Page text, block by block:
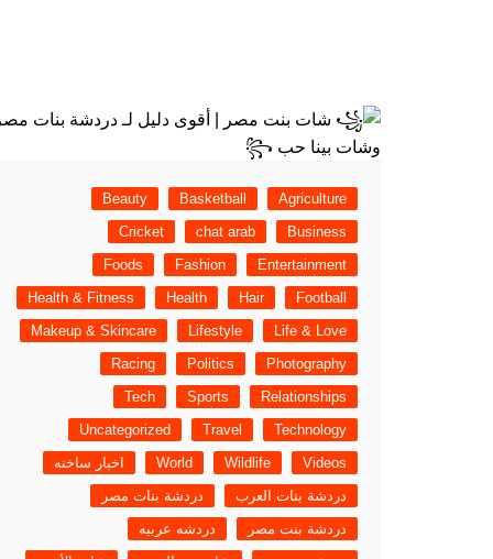
Agriculture
Basketball
Beauty
Business
chat arab
Cricket
Entertainment
Fashion
Foods
Football
Hair
Health
Health & Fitness
Life & Love
Lifestyle
Makeup & Skincare
Photography
Politics
Racing
Relationships
Sports
Tech
Technology
Travel
Uncategorized
Videos
Wildlife
World
اخبار ساخنه
دردشة بنات العرب
دردشة بنات مصر
دردشة بنت مصر
دردشه عربيه